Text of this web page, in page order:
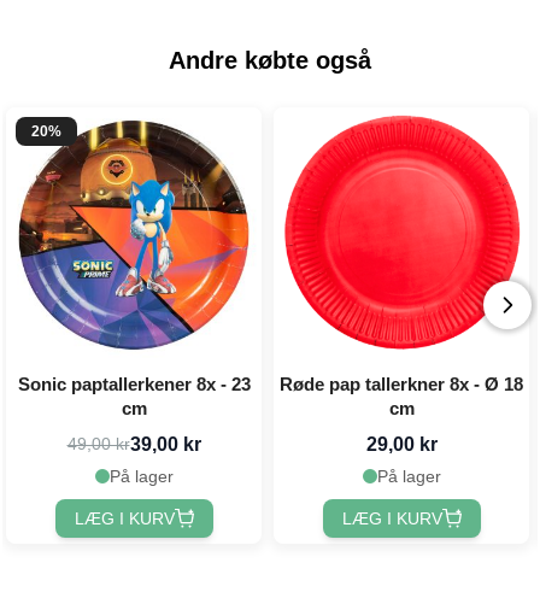
Andre købte også
20%
Sonic paptallerkener 8x - 23
cm
49,00 kr39,00 kr
På lager
LÆG I KURV
Røde pap tallerkner 8x - Ø 18
cm
29,00 kr
På lager
LÆG I KURV